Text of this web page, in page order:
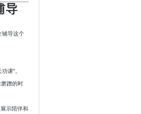
导
辅导这个
课"。
蹭的时
示陪伴和